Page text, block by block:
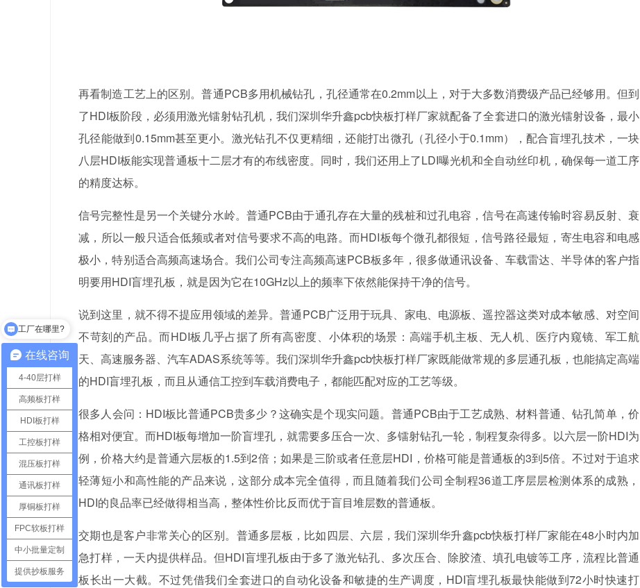
再看制造工艺上的区别。普通PCB多用机械钻孔，孔径通常在0.2mm以上，对于大多数消费级产品已经够用。但到
了HDI板阶段，必须用激光镭射钻孔机，我们深圳华升鑫pcb快板打样厂家就配备了全套进口的激光镭射设备，最小
孔径能做到0.15mm甚至更小。激光钻孔不仅更精细，还能打出微孔（孔径小于0.1mm），配合盲埋孔技术，一块
八层HDI板能实现普通板十二层才有的布线密度。同时，我们还用上了LDI曝光机和全自动丝印机，确保每一道工序
的精度达标。
信号完整性是另一个关键分水岭。普通PCB由于通孔存在大量的残桩和过孔电容，信号在高速传输时容易反射、衰
减，所以一般只适合低频或者对信号要求不高的电路。而HDI板每个微孔都很短，信号路径最短，寄生电容和电感
极小，特别适合高频高速场合。我们公司专注高频高速PCB板多年，很多做通讯设备、车载雷达、半导体的客户指
明要用HDI盲埋孔板，就是因为它在10GHz以上的频率下依然能保持干净的信号。
说到这里，就不得不提应用领域的差异。普通PCB广泛用于玩具、家电、电源板、遥控器这类对成本敏感、对空间
不苛刻的产品。而HDI板几乎占据了所有高密度、小体积的场景：高端手机主板、无人机、医疗内窥镜、军工航
天、高速服务器、汽车ADAS系统等等。我们深圳华升鑫pcb快板打样厂家既能做常规的多层通孔板，也能搞定高端
的HDI盲埋孔板，而且从通信工控到车载消费电子，都能匹配对应的工艺等级。
很多人会问：HDI板比普通PCB贵多少？这确实是个现实问题。普通PCB由于工艺成熟、材料普通、钻孔简单，价
格相对便宜。而HDI板每增加一阶盲埋孔，就需要多压合一次、多镭射钻孔一轮，制程复杂得多。以六层一阶HDI为
例，价格大约是普通六层板的1.5到2倍；如果是三阶或者任意层HDI，价格可能是普通板的3到5倍。不过对于追求
轻薄短小和高性能的产品来说，这部分成本完全值得，而且随着我们公司全制程36道工序层层检测体系的成熟，
HDI的良品率已经做得相当高，整体性价比反而优于盲目堆层数的普通板。
交期也是客户非常关心的区别。普通多层板，比如四层、六层，我们深圳华升鑫pcb快板打样厂家能在48小时内加
急打样，一天内提供样品。但HDI盲埋孔板由于多了激光钻孔、多次压合、除胶渣、填孔电镀等工序，流程比普通
板长出一大截。不过凭借我们全套进口的自动化设备和敏捷的生产调度，HDI盲埋孔板最快能做到72小时快速打
在线咨询
4-40层打样
高频板打样
HDI板打样
工控板打样
混压板打样
通讯板打样
厚铜板打样
FPC软板打样
中小批量定制
提供抄板服务
最小孔距是多少？